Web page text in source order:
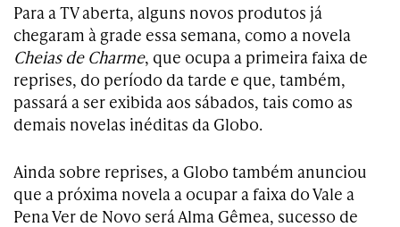
Para a TV aberta, alguns novos produtos já
chegaram à grade essa semana, como a novela
Cheias de Charme, que ocupa a primeira faixa de
reprises, do período da tarde e que, também,
passará a ser exibida aos sábados, tais como as
demais novelas inéditas da Globo.
Ainda sobre reprises, a Globo também anunciou
que a próxima novela a ocupar a faixa do Vale a
Pena Ver de Novo será Alma Gêmea, sucesso de